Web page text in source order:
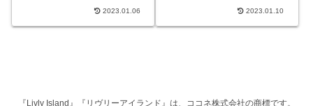
す。STORYお花の心地よい香
りに誘われて行くとそこには
2023.01.06
花火大会。夜空で咲く色とり
2023.01.10
『Livly Island』『リヴリーアイランド』は、ココネ株式会社の商標です。